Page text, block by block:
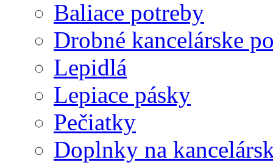
Baliace potreby
Drobné kancelárske
Lepidlá
Lepiace pásky
Pečiatky
Doplnky na